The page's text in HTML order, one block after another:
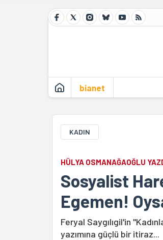
bianet
KADIN
HÜLYA OSMANAĞAOĞLU
Sosyalist
Egemen!
Feryal Saygılıgil'in
yazımına güçlü bir itiraz...